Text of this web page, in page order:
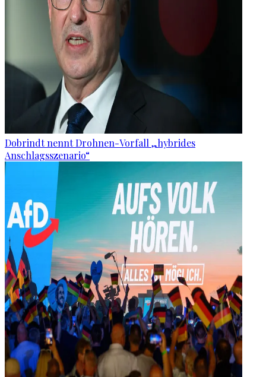
Dobrindt nennt Drohnen-Vorfall „hybrides
Anschlagsszenario“